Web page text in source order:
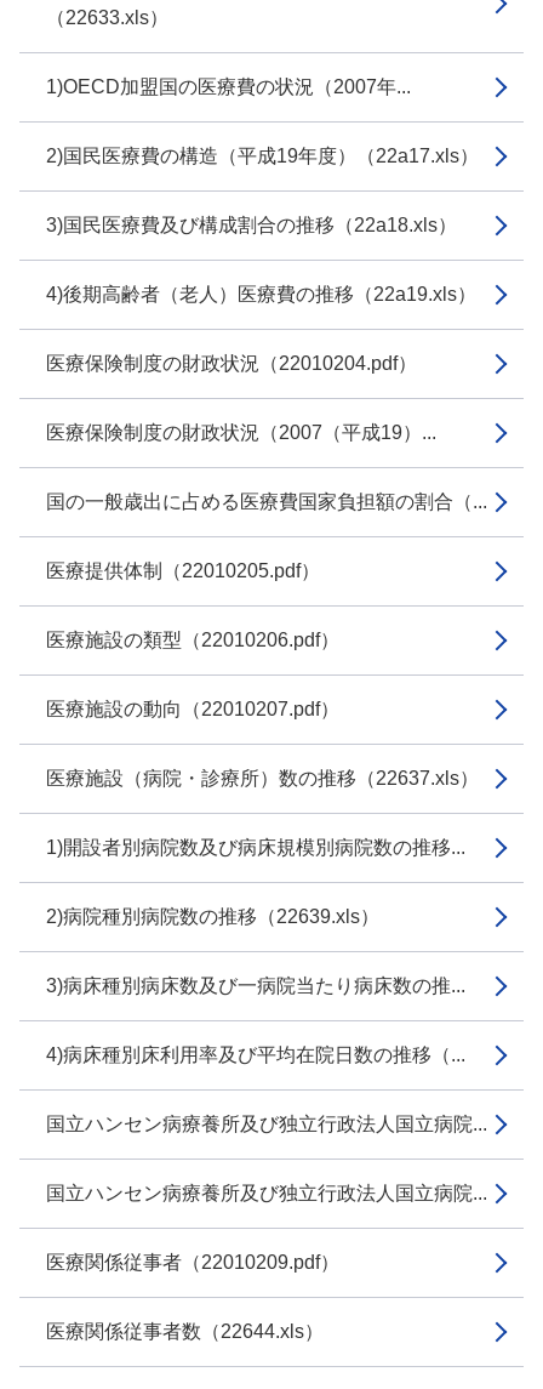
（22633.xls）
1)OECD加盟国の医療費の状況（2007年...
2)国民医療費の構造（平成19年度）（22a17.xls）
3)国民医療費及び構成割合の推移（22a18.xls）
4)後期高齢者（老人）医療費の推移（22a19.xls）
医療保険制度の財政状況（22010204.pdf）
医療保険制度の財政状況（2007（平成19）...
国の一般歳出に占める医療費国家負担額の割合（...
医療提供体制（22010205.pdf）
医療施設の類型（22010206.pdf）
医療施設の動向（22010207.pdf）
医療施設（病院・診療所）数の推移（22637.xls）
1)開設者別病院数及び病床規模別病院数の推移...
2)病院種別病院数の推移（22639.xls）
3)病床種別病床数及び一病院当たり病床数の推...
4)病床種別床利用率及び平均在院日数の推移（...
国立ハンセン病療養所及び独立行政法人国立病院...
国立ハンセン病療養所及び独立行政法人国立病院...
医療関係従事者（22010209.pdf）
医療関係従事者数（22644.xls）